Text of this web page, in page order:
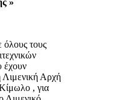
»
τους
έχουν
Αρχή
Κίμωλο , για